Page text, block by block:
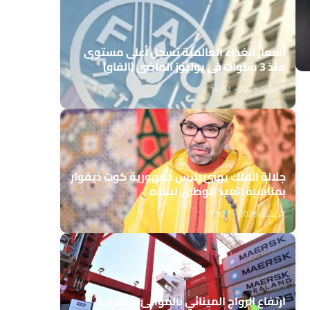
أسعار الغذاء العالمية تسجل أعلى مستوى
منذ 3 سنوات في يوليوز الماضي (الفاو)
7 غشت 2026 - 14:03
جلالة الملك يهنئ رئيس جمهورية كوت ديفوار
بمناسبة العيد الوطني لبلاده
7 غشت 2026 - 13:27
ارتفاع الرواج المينائي بالموانئ المغربية